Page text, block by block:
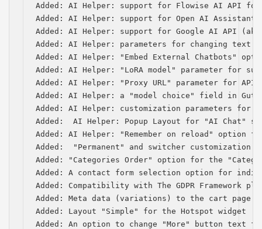
Added: AI Helper: support for Flowise AI API for
Added: AI Helper: support for Open AI Assistants
Added: AI Helper: support for Google AI API (aka
Added: AI Helper: parameters for changing text
Added: AI Helper: "Embed External Chatbots"
Added: AI Helper: "LoRA model" parameter for
Added: AI Helper: "Proxy URL" parameter for
Added: AI Helper: a "model choice" field in
Added: AI Helper: customization parameters for
Added:  AI Helper: Popup Layout for "AI Chat"
Added: AI Helper: "Remember on reload" option
Added:  "Permanent" and switcher customization
Added: "Categories Order" option for the
Added: A contact form selection option for
Added: Compatibility with The GDPR Framework
Added: Meta data (variations) to the cart page
Added: Layout "Simple" for the Hotspot widget
Added: An option to change "More" button text